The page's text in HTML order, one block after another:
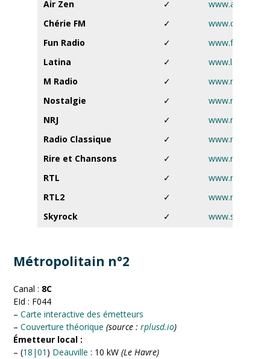
Air Zen
✓
www.airzen.fr
Chérie FM
✓
Fun Radio
✓
Latina
✓
www.latina.fr
M Radio
✓
www.mradio.fr
Nostalgie
✓
NRJ
✓
www.nrj.fr
Radio Classique
✓
Rire et Chansons
✓
RTL
✓
www.rtl.fr
RTL2
✓
www.rtl2.fr
Skyrock
✓
Métropolitain n°2
Canal : 8C
EId : F044
–Carte interactive des émetteurs
–Couverture théorique (source :rplusd.io)
Émetteur local :
– (18|01 ) Deauville : 10 kW(Le Havre)